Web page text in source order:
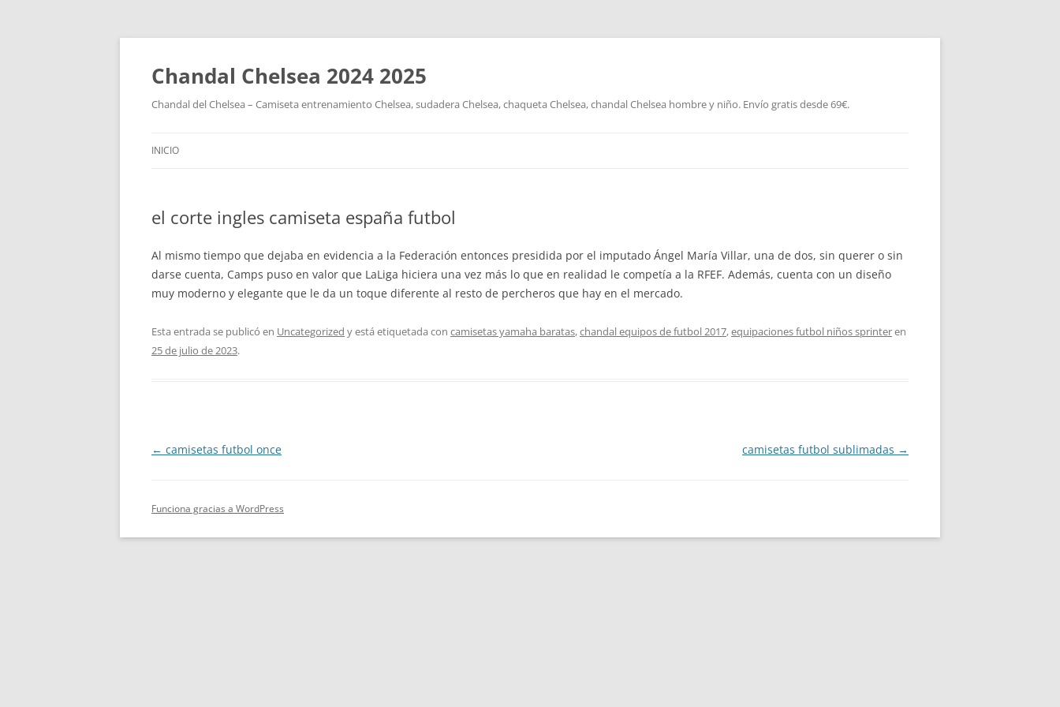
Chandal Chelsea 2024 2025
Chandal del Chelsea – Camiseta entrenamiento Chelsea, sudadera Chelsea, chaqueta Chelsea, chandal Chelsea hombre y niño. Envío gratis desde 69€.
INICIO
el corte ingles camiseta españa futbol
Al mismo tiempo que dejaba en evidencia a la Federación entonces presidida por el imputado Ángel María Villar, una de dos, sin querer o sin
darse cuenta, Camps puso en valor que LaLiga hiciera una vez más lo que en realidad le competía a la RFEF. Además, cuenta con un diseño
muy moderno y elegante que le da un toque diferente al resto de percheros que hay en el mercado.
Esta entrada se publicó en Uncategorized y está etiquetada con camisetas yamaha baratas,chandal equipos de futbol 2017,equipaciones futbol niños sprinteren
25 de julio de 2023.
Navegación
← camisetas futbol once camisetas futbol sublimadas →
Funciona gracias a WordPress